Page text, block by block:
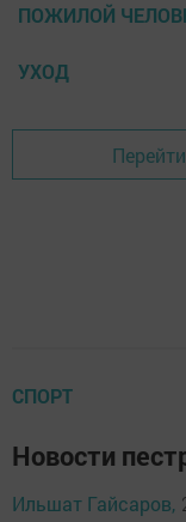
ПОЖИЛОЙ
УХОД
СПОРТ
Новости
Ильшат Гайсаров,